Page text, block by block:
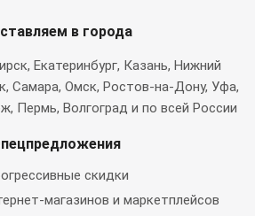
в города
Екатеринбург, Казань, Нижний
Самара, Омск, Ростов-на-Дону, Уфа,
Пермь, Волгоград и по всей России
скидки
магазинов и маркетплейсов